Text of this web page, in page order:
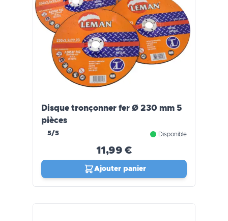
Disque tronçonner fer Ø 230 mm 5
pièces
5/5 Disponible
11,99 €
Ajouter panier